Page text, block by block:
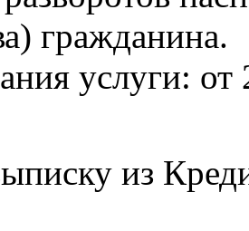
гражданина.
услуги: от
из